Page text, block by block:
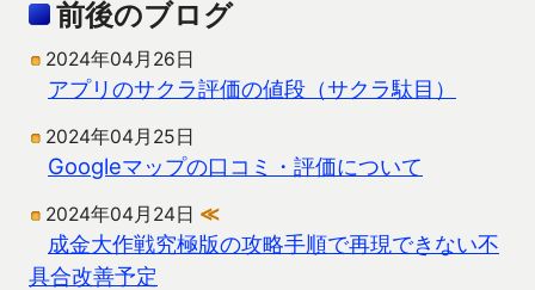
前後のブログ
2024年04月26日
アプリのサクラ評価の値段（サクラ駄目）
2024年04月25日
Googleマップの口コミ・評価について
2024年04月24日 ≪
成金大作戦究極版の攻略手順で再現できない不
具合改善予定